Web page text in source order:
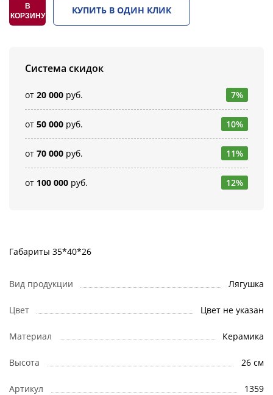
В
КОРЗИНУ
КУПИТЬ В ОДИН КЛИК
Система скидок
от 20 000 руб. 7%
от 50 000 руб. 10%
от 70 000 руб. 11%
от 100 000 руб. 12%
Габариты 35*40*26
Вид продукции Лягушка
Цвет Цвет не указан
Материал Керамика
Высота 26 см
Артикул 1359